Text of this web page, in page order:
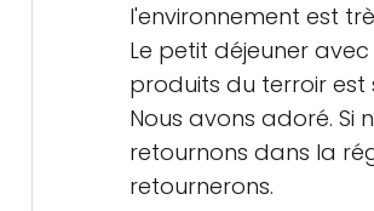
l'environnement est
Le petit déjeuner avec
produits du terroir est
Nous avons adoré. Si
retournons dans la
retournerons.